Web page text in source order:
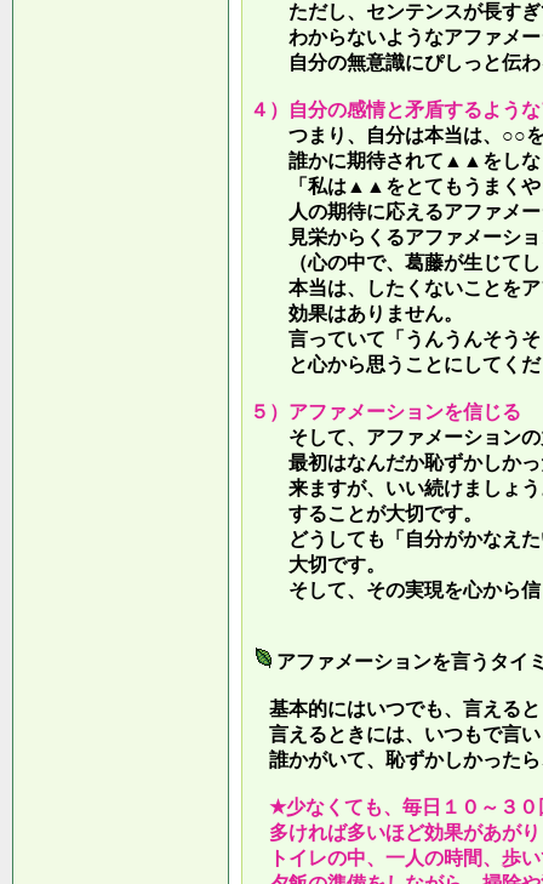
ただし、センテンスが長すぎ
わからないようなアファメー
自分の無意識にぴしっと伝わ
４）自分の感情と矛盾するよう
つまり、自分は本当は、○○を
誰かに期待されて▲▲をしな
「私は▲▲をとてもうまくや
人の期待に応えるアファメ
見栄からくるアファメーショ
（心の中で、葛藤が生じてし
本当は、したくないことをア
効果はありません。
言っていて 「うんうんそう
と心から思うことにしてくだ
５）アファメーションを信じる
そして、アファメーションの
最初はなんだか恥ずかしかっ
来ますが、いい続けましょう
することが大切です。
どうしても「自分がかなえた
大切です。
そして、その実現を心から信
アファメーションを言うタイ
基本的にはいつでも、言える
言えるときには、いつもで言
誰かがいて、恥ずかしかった
★少なくても、毎日１０～３０
多ければ多いほど効果があが
トイレの中、一人の時間、歩